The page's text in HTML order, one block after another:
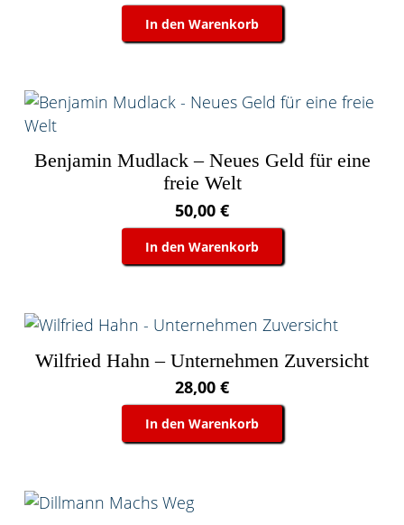
In den Warenkorb
Benjamin Mudlack – Neues Geld für eine
freie Welt
50,00 €
In den Warenkorb
Wilfried Hahn – Unternehmen Zuversicht
28,00 €
In den Warenkorb